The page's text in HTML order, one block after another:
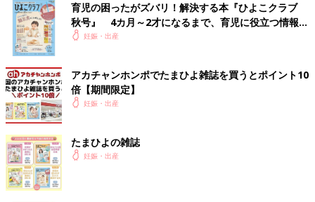
細木かおり（ほそきかおり）
1978年12月11日生まれ。一男二女の母であり、三人の孫を持
つ。母・細木数子のマネージャー兼アシスタントを経て、六星占
術の継承者に。
育児の困ったがズバリ！解決する本『ひよこクラブ
秋号』 4カ月～2才になるまで、育児に役立つ情報が
いっぱい！
妊娠・出産
アカチャンホンポでたまひよ雑誌を買うとポイント10
倍【期間限定】
妊娠・出産
たまひよの雑誌
妊娠・出産